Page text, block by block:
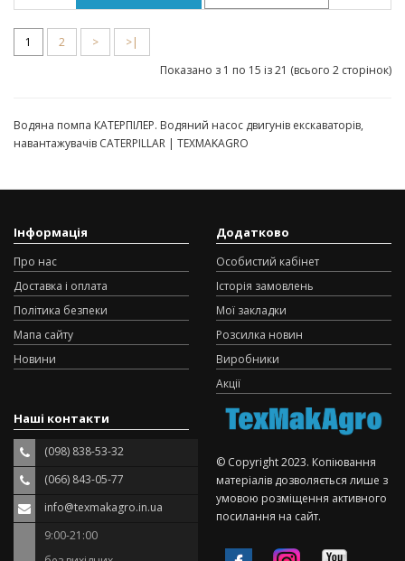
1 2 >
>|
Показано з 1 по 15 із 21 (всього 2 сторінок)
Водяна помпа КАТЕРПІЛЕР. Водяний насос двигунів екскаваторів,
навантажувачів CATERPILLAR | TEXMAKAGRO
Інформація
Про нас
Доставка і оплата
Політика безпеки
Мапа сайту
Новини
Додатково
Особистий кабінет
Історія замовлень
Мої закладки
Розсилка новин
Виробники
Акції
Наші контакти
(098) 838-53-32
(066) 843-05-77
info@texmakagro.in.ua
9:00-21:00
© Copyright 2023. Копіювання
матеріалів дозволяється лише з
умовою розміщення активного
посилання на сайт.